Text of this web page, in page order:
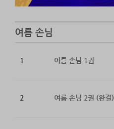
여름 손님
1 여름 손님 1권
2 여름 손님 2권 (완결)